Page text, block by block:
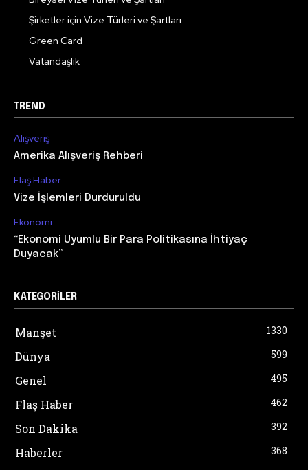
Şirketler için Vize Türleri ve Şartları
Green Card
Vatandaşlık
TREND
Alışveriş
Amerika Alışveriş Rehberi
Flaş Haber
Vize İşlemleri Durduruldu
Ekonomi
“Ekonomi Uyumlu Bir Para Politikasına İhtiyaç
Duyacak”
KATEGORILER
Manşet 1330
Dünya 599
Genel 495
Flaş Haber 462
Son Dakika 392
Haberler 368